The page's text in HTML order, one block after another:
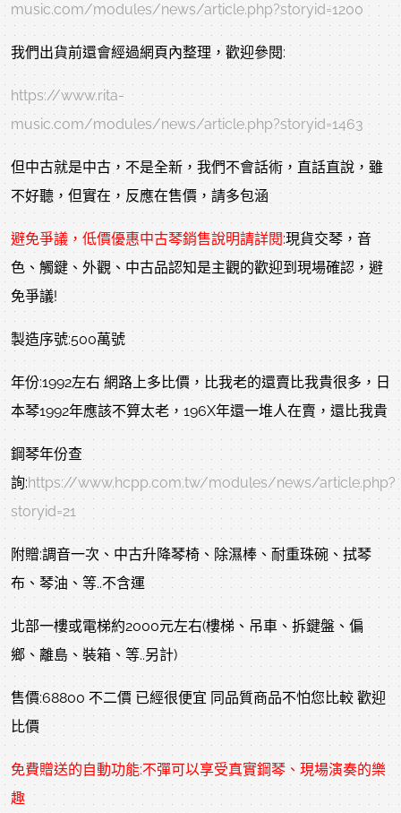
music.com/modules/news/article.php?storyid=1200
我們出貨前還會經過網頁內整理，歡迎參閱:
https://www.rita-
music.com/modules/news/article.php?storyid=1463
但中古就是中古，不是全新，我們不會話術，直話直說，雖
不好聽，但實在，反應在售價，請多包涵
避免爭議，低價優惠中古琴銷售說明請詳閱:現貨交琴，音
色、觸鍵、外觀、中古品認知是主觀的歡迎到現場確認，避
免爭議!
製造序號:500萬號
年份:1992左右 網路上多比價，比我老的還賣比我貴很多，日
本琴1992年應該不算太老，196X年還一堆人在賣，還比我貴
鋼琴年份查
詢:https://www.hcpp.com.tw/modules/news/article.php?
storyid=21
附贈:調音一次、中古升降琴椅、除濕棒、耐重珠碗、拭琴
布、琴油、等..不含運
北部一樓或電梯約2000元左右(樓梯、吊車、拆鍵盤、偏
鄉、離島、裝箱、等..另計)
售價:68800 不二價 已經很便宜 同品質商品不怕您比較 歡迎
比價
免費贈送的自動功能:不彈可以享受真實鋼琴、現場演奏的樂
趣